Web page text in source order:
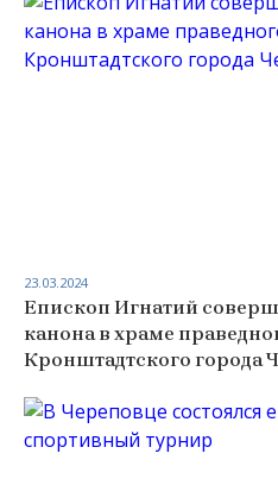
Епископ Игнатий
канона в храме
Кронштадтского города
23.03.2024